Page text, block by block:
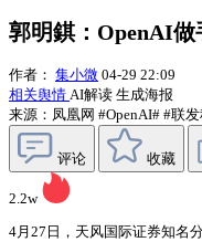
郭明錤：OpenAI做
作者： 集小微 04-29 22:09
相关舆情 AI解读 生成海报
来源：凤凰网 #OpenAI# #联
评论 收藏
2.2w
4月27日，天风国际证券知名